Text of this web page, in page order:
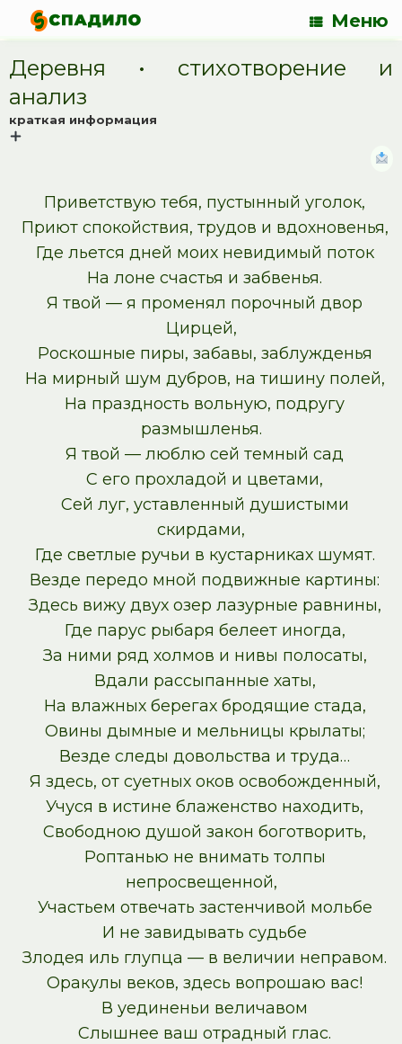
Меню
Деревня • cтихотворение и
анализ
краткая информация
Приветствую тебя, пустынный уголок,
Приют спокойствия, трудов и вдохновенья,
Где льется дней моих невидимый поток
На лоне счастья и забвенья.
Я твой — я променял порочный двор
Цирцей,
Роскошные пиры, забавы, заблужденья
На мирный шум дубров, на тишину полей,
На праздность вольную, подругу
размышленья.
Я твой — люблю сей темный сад
С его прохладой и цветами,
Сей луг, уставленный душистыми
скирдами,
Где светлые ручьи в кустарниках шумят.
Везде передо мной подвижные картины:
Здесь вижу двух озер лазурные равнины,
Где парус рыбаря белеет иногда,
За ними ряд холмов и нивы полосаты,
Вдали рассыпанные хаты,
На влажных берегах бродящие стада,
Овины дымные и мельницы крылаты;
Везде следы довольства и труда…
Я здесь, от суетных оков освобожденный,
Учуся в истине блаженство находить,
Свободною душой закон боготворить,
Роптанью не внимать толпы
непросвещенной,
Участьем отвечать застенчивой мольбе
И не завидывать судьбе
Злодея иль глупца — в величии неправом.
Оракулы веков, здесь вопрошаю вас!
В уединеньи величавом
Слышнее ваш отрадный глас.